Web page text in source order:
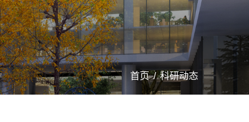
首页/科研动态